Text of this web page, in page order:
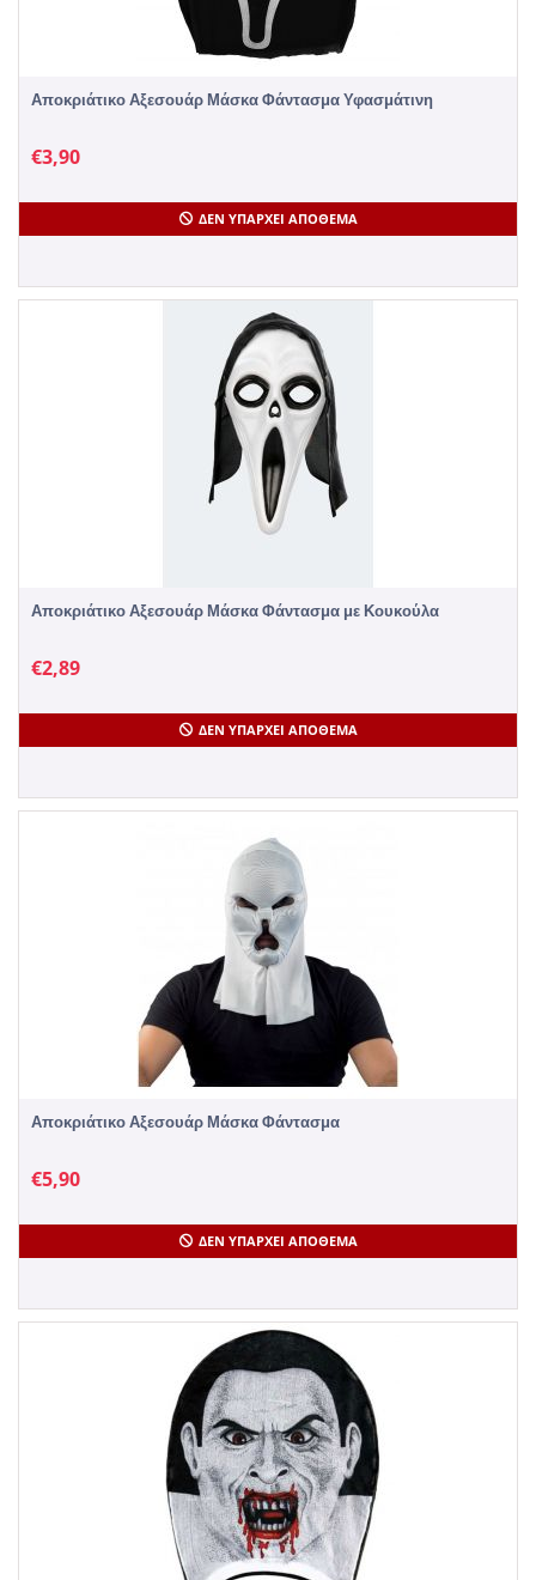
Αποκριάτικο Αξεσουάρ Μάσκα Φάντασμα Υφασμάτινη
€3,90
ΔΕΝ ΥΠΆΡΧΕΙ ΑΠΌΘΕΜΑ
Αποκριάτικο Αξεσουάρ Μάσκα Φάντασμα με Κουκούλα
€2,89
ΔΕΝ ΥΠΆΡΧΕΙ ΑΠΌΘΕΜΑ
Αποκριάτικο Αξεσουάρ Μάσκα Φάντασμα
€5,90
ΔΕΝ ΥΠΆΡΧΕΙ ΑΠΌΘΕΜΑ